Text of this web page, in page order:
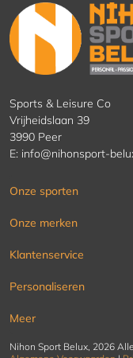
Sports & Leisure Co
Vrijheidslaan 39
3990 Peer
E: info@nihonsport-
Onze sporten
Onze merken
Klantenservice
Personaliseren
Meer
Nihon Sport Belux, 2026